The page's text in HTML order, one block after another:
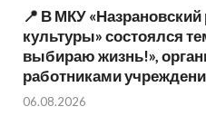
📍 В МКУ
культуры» состоялся
выбираю жизнь!»,
работниками
06.08.2026